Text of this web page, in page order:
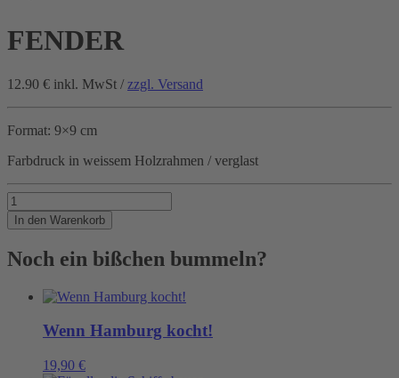
FENDER
12.90 € inkl. MwSt / zzgl. Versand
Format: 9×9 cm
Farbdruck in weissem Holzrahmen / verglast
FENDER
Menge
In den Warenkorb
Noch ein bißchen bummeln?
Wenn Hamburg kocht!
19,90 €